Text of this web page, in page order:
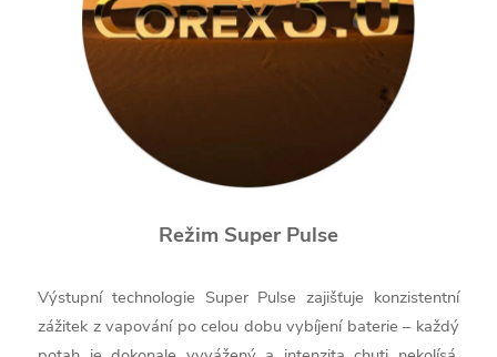
Režim Super Pulse
Výstupní technologie Super Pulse zajišťuje konzistentní
zážitek z vapování po celou dobu vybíjení baterie – každý